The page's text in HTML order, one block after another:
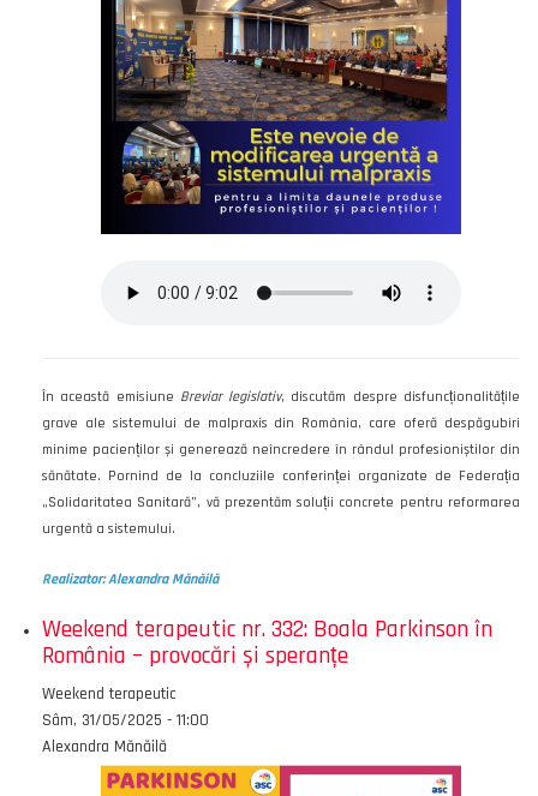
În această emisiune Breviar legislativ, discutăm despre disfuncționalitățile
grave ale sistemului de malpraxis din România, care oferă despăgubiri
minime pacienților și generează neîncredere în rândul profesioniștilor din
sănătate. Pornind de la concluziile conferinței organizate de Federația
„Solidaritatea Sanitară”, vă prezentăm soluții concrete pentru reformarea
urgentă a sistemului.
Realizator: Alexandra Mănăilă
Weekend terapeutic nr. 332: Boala Parkinson în
România – provocări și speranțe
Emisiunea
Weekend terapeutic
Data
Sâm, 31/05/2025 - 11:00
Autor
Alexandra Mănăilă